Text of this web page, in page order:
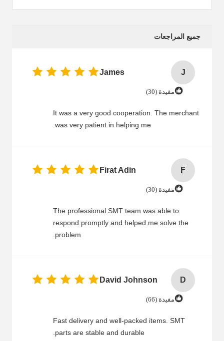
جميع المراجعات
J
James
مفيدة (30)
It was a very good cooperation. The merchant
was very patient in helping me.
F
Firat Adin
مفيدة (30)
The professional SMT team was able to
respond promptly and helped me solve the
problem.
D
David Johnson
مفيدة (66)
Fast delivery and well-packed items. SMT
parts are stable and durable.